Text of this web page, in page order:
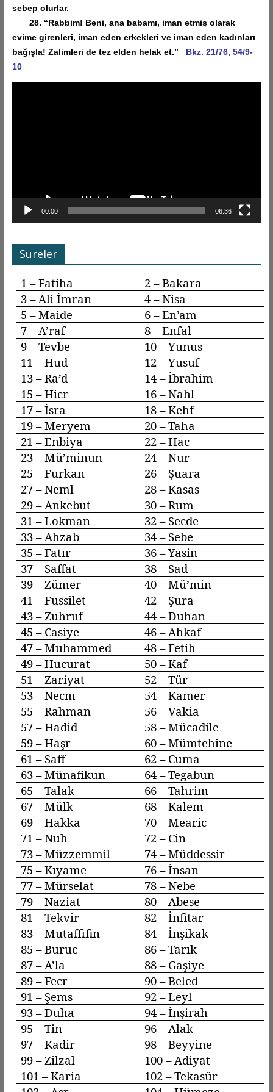
sebep olurlar.
28. “Rabbim! Beni, ana babamı, iman etmiş olarak
evime girenleri, iman eden erkekleri ve iman eden kadınları
bağışla! Zalimleri de tez elden helak et.” Bkz. 21/76, 54/9-
10
00:00 06:36
Sureler
1 – Fatiha
2 – Bakara
3 – Ali İmran
4 – Nisa
5 – Maide
6 –En’am
7 – A’raf 8 –Enfal
9 –Tevbe
10 – Yunus
11 – Hud
12 – Yusuf
13 –Ra’d
14 – İbrahim
15 –Hicr 16 –Nahl
17 –İsra 18 –Kehf
19 – Meryem
20 – Taha
21 – Enbiya
22 – Hac
23 –Mü’minun
24 – Nur
25 – Furkan
26 – Şuara
27 –Neml 28 –Kasas
29 – Ankebut
30 – Rum
31 – Lokman
32 – Secde
33 – Ahzab 34 – Sebe
35 –Fatır
36 – Yasin
37 – Saffat
38 – Sad
39 – Zümer 40 –Mü’min
41 –Fussilet
42 – Şura
43 – Zuhruf 44 –Duhan
45 – Casiye 46 – Ahkaf
47 – Muhammed
48 – Fetih
49 –Hucurat
50 – Kaf
51 – Zariyat
52 – Tür
53 –Necm
54 – Kamer
55 – Rahman
56 –Vakia
57 –Hadid 58 –Mücadile
59 –Haşr 60 –Mümtehine
61 – Saff
62 – Cuma
63 –Münafikun 64 –Tegabun
65 – Talak
66 –Tahrim
67 – Mülk
68 – Kalem
69 – Hakka
70 –Mearic
71 – Nuh
72 – Cin
73 –Müzzemmil 74 –Müddessir
75 –Kıyame
76 – İnsan
77 –Mürselat 78 –Nebe
79 –Naziat
80 – Abese
81 –Tekvir 82 –İnfitar
83 –Mutaffifin 84 –İnşikak
85 –Buruc
86 – Tarık
87 – A’la 88 – Gaşiye
89 –Fecr 90 –Beled
91 – Şems
92 –Leyl
93 –Duha
94 – İnşirah
95 – Tin
96 – Alak
97 – Kadir
98 –Beyyine
99 – Zilzal 100 – Adiyat
101 – Karia
102 –Tekasür